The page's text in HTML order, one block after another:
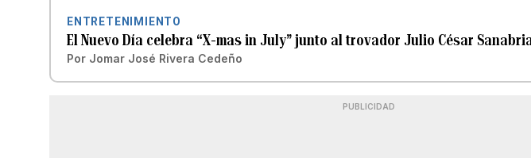
ENTRETENIMIENTO
El Nuevo Día celebra “X-mas in July” junto al trovador Julio César
Por Jomar José Rivera Cedeño
PUBLICIDAD